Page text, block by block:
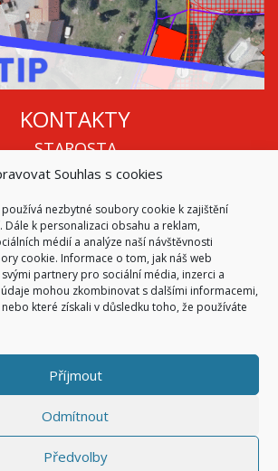
Souhlas s cookies
nezbytné soubory cookie k zajištění
Dále k personalizaci obsahu a reklam,
médií a analýze naší návštěvnosti
cookie. Informace o tom, jak náš web
partnery pro sociální média, inzerci a
mohou zkombinovat s dalšími informacemi,
které získali v důsledku toho, že používáte
Příjmout
Odmítnout
Předvolby
KONTAKTY
STAROSTA
Mgr. Roman Vala
info@oukojetice.cz
ÚŘEDNÍ HODINY
Po, St: 15:30 - 16:30
kontakty | Kde nás najdete
Obec Kojetice na Moravě
Všechna práva vyhrazena
& Design bySymphony Digital